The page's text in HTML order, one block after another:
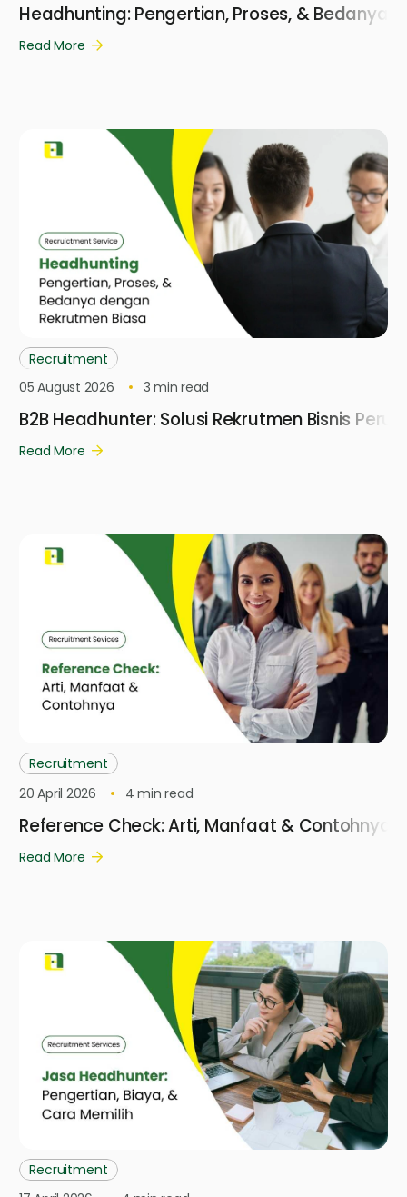
Headhunting: Pengertian, Proses, & Bedanya
Read More
Recruitment
05 August 2026
3 min read
B2B Headhunter: Solusi Rekrutmen Bisnis
Read More
Recruitment
20 April 2026
4 min read
Reference Check: Arti, Manfaat & Contohnya
Read More
Recruitment